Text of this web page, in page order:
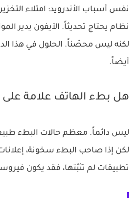
نفس أسباب الأندرويد: امتلاء
نظام يحتاج تحديثاً. الآيفون يدير
لكنه ليس محصّناً. الحلول في هذا
أيضاً.
هل بطء الهاتف علامة
ليس دائماً. معظم حالات البطء
لكن إذا صاحب البطء سخونة، إعلانات
تطبيقات لم تثبّتها، فقد يكون